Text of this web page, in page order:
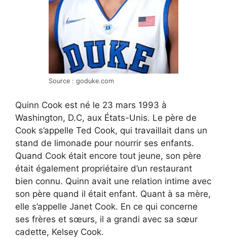
Source : goduke.com
Quinn Cook est né le 23 mars 1993 à
Washington, D.C, aux États-Unis. Le père de
Cook s’appelle Ted Cook, qui travaillait dans un
stand de limonade pour nourrir ses enfants.
Quand Cook était encore tout jeune, son père
était également propriétaire d’un restaurant
bien connu. Quinn avait une relation intime avec
son père quand il était enfant. Quant à sa mère,
elle s’appelle Janet Cook. En ce qui concerne
ses frères et sœurs, il a grandi avec sa sœur
cadette, Kelsey Cook.